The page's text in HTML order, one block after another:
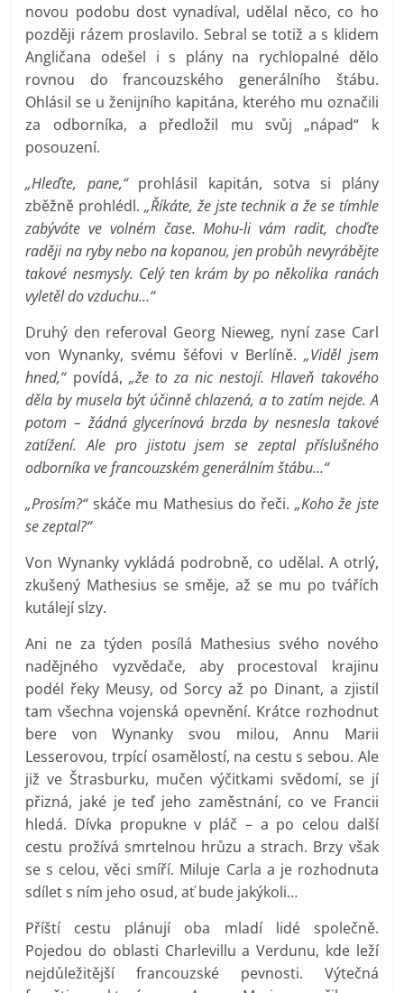
novou podobu dost vynadíval, udělal něco, co ho
později rázem proslavilo. Sebral se totiž a s klidem
Angličana odešel i s plány na rychlopalné dělo
rovnou do francouzského generálního štábu.
Ohlásil se u ženijního kapitána, kterého mu označili
za odborníka, a předložil mu svůj „nápad“ k
posouzení.
„Hleďte, pane,“prohlásil kapitán, sotva si plány
zběžně prohlédl.„Říkáte, že jste technik a že se tímhle
zabýváte ve volném čase. Mohu-li vám radit, choďte
raději na ryby nebo na kopanou, jen probůh nevyrábějte
takové nesmysly. Celý ten krám by po několika ranách
vyletěl do vzduchu…“
Druhý den referoval Georg Nieweg, nyní zase Carl
von Wynanky, svému šéfovi v Berlíně.„Viděl jsem
hned,“povídá, „že to za nic nestojí. Hlaveň takového
děla by musela být účinně chlazená, a to zatím nejde. A
potom – žádná glycerínová brzda by nesnesla takové
zatížení. Ale pro jistotu jsem se zeptal příslušného
odborníka ve francouzském generálním štábu…“
„Prosím?“skáče mu Mathesius do řeči. „Koho že jste
se zeptal?“
Von Wynanky vykládá podrobně, co udělal. A otrlý,
zkušený Mathesius se směje, až se mu po tvářích
kutálejí slzy.
Ani ne za týden posílá Mathesius svého nového
nadějného vyzvědače, aby procestoval krajinu
podél řeky Meusy, od Sorcy až po Dinant, a zjistil
tam všechna vojenská opevnění. Krátce rozhodnut
bere von Wynanky svou milou, Annu Marii
Lesserovou, trpící osamělostí, na cestu s sebou. Ale
již ve Štrasburku, mučen výčitkami svědomí, se jí
přizná, jaké je teď jeho zaměstnání, co ve Francii
hledá. Dívka propukne v pláč – a po celou další
cestu prožívá smrtelnou hrůzu a strach. Brzy však
se s celou, věci smíří. Miluje Carla a je rozhodnuta
sdílet s ním jeho osud, ať bude jakýkoli…
Příští cestu plánují oba mladí lidé společně.
Pojedou do oblasti Charlevillu a Verdunu, kde leží
nejdůležitější francouzské pevnosti. Výtečná